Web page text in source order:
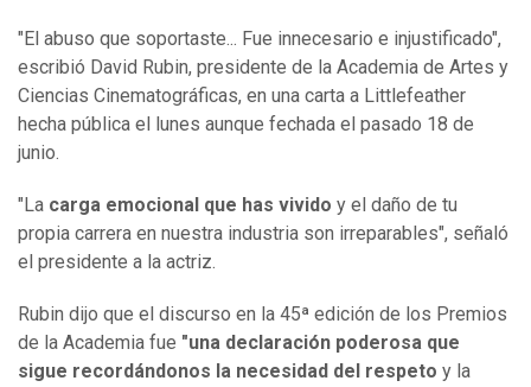
"El abuso que soportaste... Fue innecesario e injustificado",
escribió David Rubin, presidente de la Academia de Artes y
Ciencias Cinematográficas, en una carta a Littlefeather
hecha pública el lunes aunque fechada el pasado 18 de
junio.
"La carga emocional que has vivido y el daño de tu
propia carrera en nuestra industria son irreparables", señaló
el presidente a la actriz.
Rubin dijo que el discurso en la 45ª edición de los Premios
de la Academia fue "una declaración poderosa que
sigue recordándonos la necesidad del respeto y la